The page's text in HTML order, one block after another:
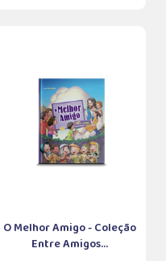
O Melhor Amigo - Coleção
Entre Amigos...